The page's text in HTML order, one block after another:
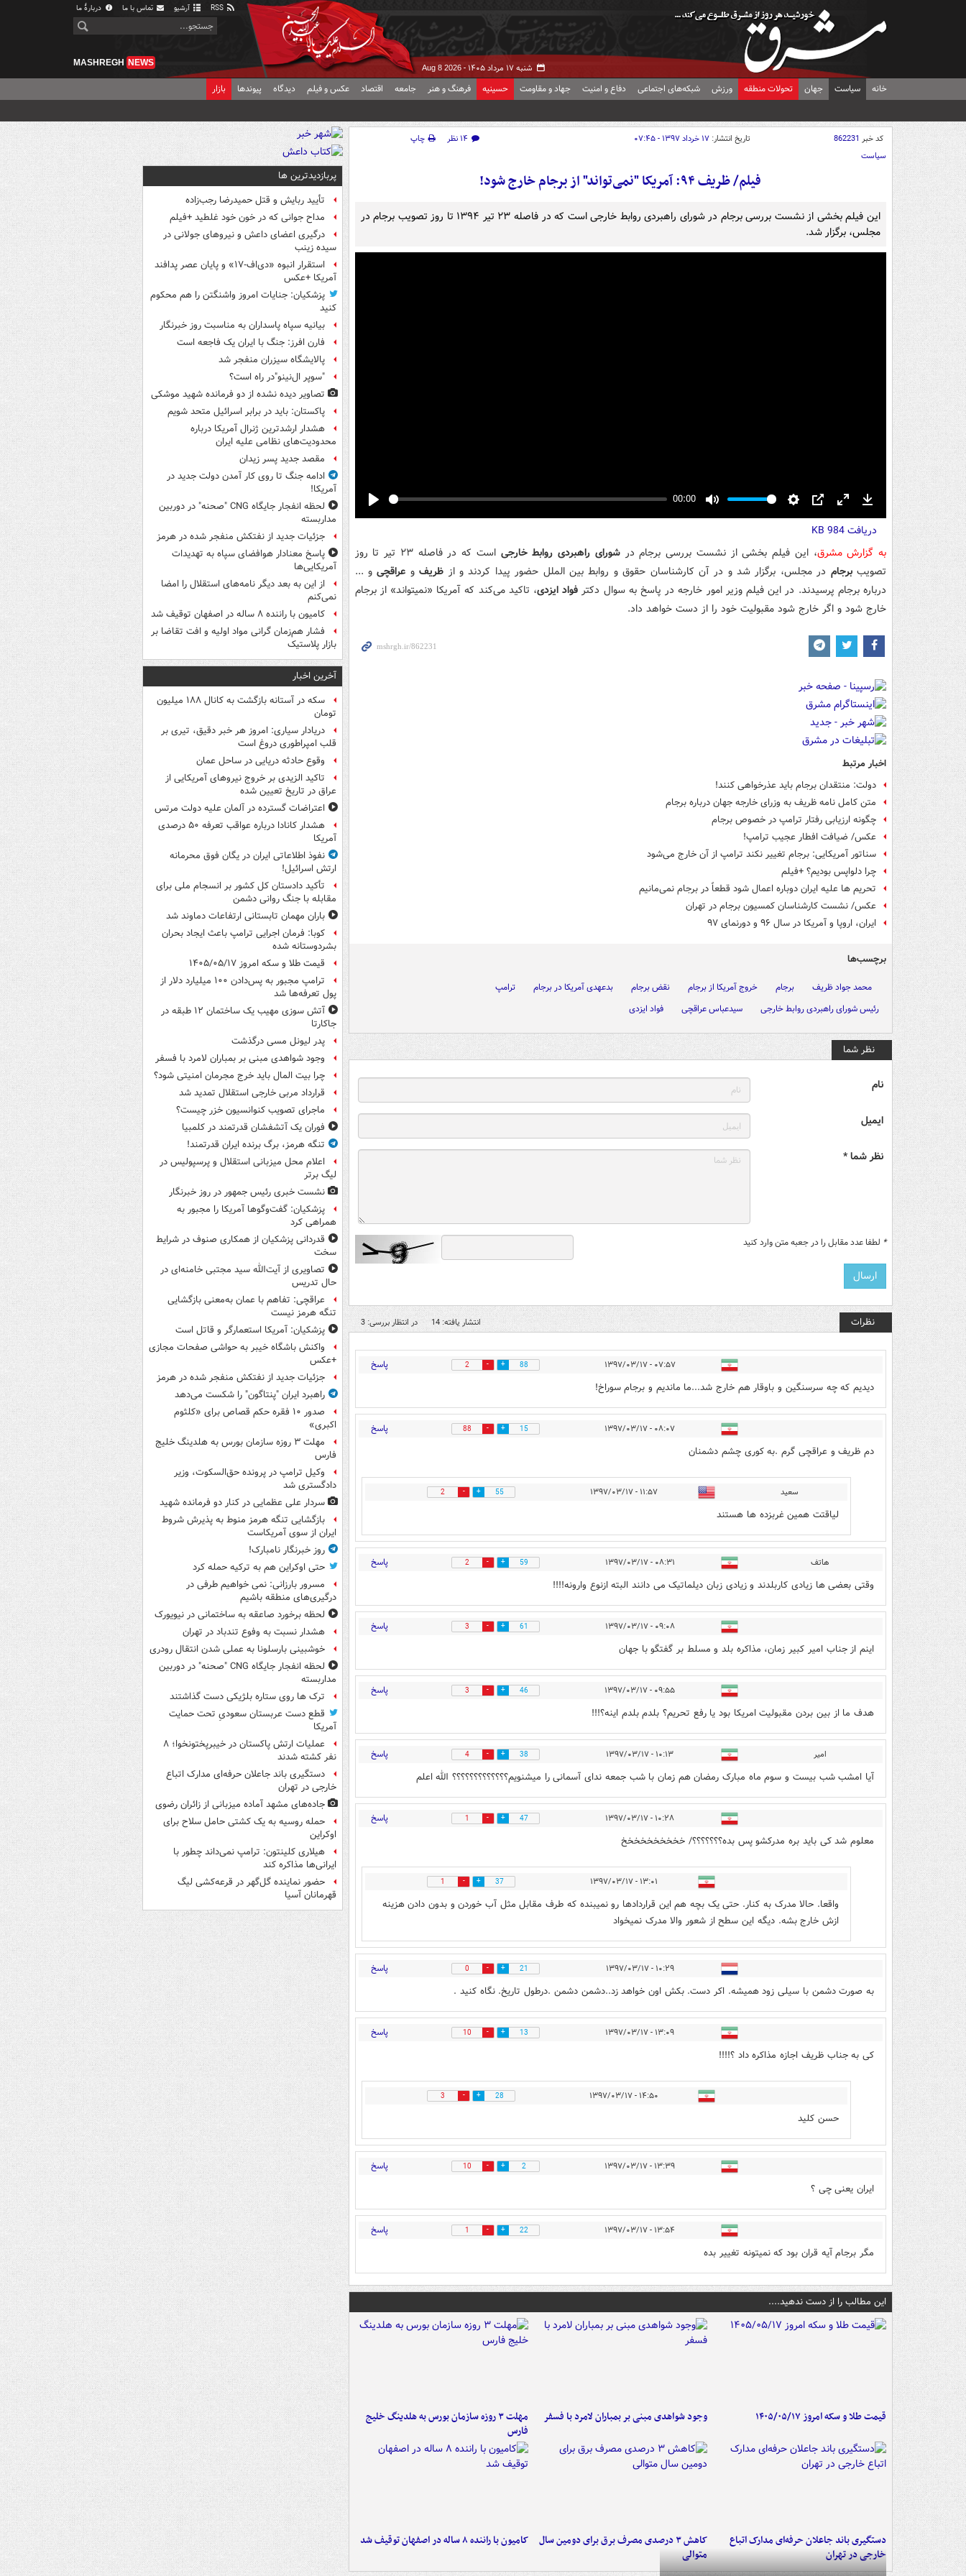
آرشیو تماس با ما دربارهٔ ما
شنبه ۱۷ مرداد ۱۴۰۵ - Aug 8 2026
MASHREGH NEWS
خانه سیاست جهان تحولات منطقه ورزش شبکه‌های اجتماعی دفاع و امنیت جهاد و مقاومت حسینیه فرهنگ و هنر جامعه اقتصاد عکس و فیلم دیدگاه پیوندها بازار
کد خبر 862231 تاریخ انتشار: ۱۷ خرداد ۱۳۹۷ - ۰۷:۴۵ ۱۴ نظر
چاپ
سیاست
فیلم/ ظریف ۹۴: آمریکا "نمی‌تواند" از برجام خارج شود!
این فیلم بخشی از نشست بررسی برجام در شورای راهبردی روابط خارجی است که در فاصله ۲۳ تیر ۱۳۹۴ تا روز تصویب برجام در
مجلس، برگزار شد.
00:00
fullscreen
Download
دریافت984 KB
به گزارش مشرق، این فیلم بخشی از نشست بررسی برجام درشورای راهبردی روابط خارجی
است که در فاصله ۲۳ تیر تا روز
تصویببرجام در مجلس، برگزار شد و در آن کارشناسان حقوق و روابط بین الملل حضور پیدا کردند و از ظریفو عراقچی و ...
درباره برجام پرسیدند. در این فیلم وزیر امور خارجه در پاسخ به سوال دکتر فواد ایزدی، تاکید می‌کند که آمریکا «نمیتواند» از برجام
خارج شود و اگر خارج شود مقبولیت خود را از دست خواهد داد.
اخبار مرتبط
دولت: منتقدان برجام باید عذرخواهی کنند!
متن کامل نامه ظریف به وزرای خارجه جهان درباره برجام
چگونه ارزیابی رفتار ترامپ در خصوص برجام
عکس/ ضیافت افطار عجیب ترامپ!
سناتور آمریکایی: برجام تغییر نکند ترامپ از آن خارج می‌شود
چرا دلواپس بودیم؟ +فیلم
تحریم ها علیه ایران دوباره اعمال شود قطعاً در برجام نمی‌مانیم
عکس/ نشست کارشناسان کمسیون برجام در تهران
ایران، اروپا و آمریکا در سال ۹۶ و دورنمای ۹۷
برچسب‌ها
محمد جواد ظریف برجام خروج آمریکا از برجام نقض برجام بدعهدی آمریکا در برجام
ترامپ
رئیس شورای راهبردی روابط خارجی
سیدعباس عراقچی فواد ایزدی
نظر شما
نام
ایمیل
نظر شما *
* لطفا عدد مقابل را در جعبه متن وارد کنید
نظرات انتشار یافته: 14 در انتظار بررسی: 3
۰۷:۵۷ - ۱۳۹۷/۰۳/۱۷ 88
2 پاسخ
دیدیم که چه سرسنگین و باوقار هم خارج شد...ما ماندیم و برجام سوراخ!
۰۸:۰۷ - ۱۳۹۷/۰۳/۱۷ 15
88 پاسخ
دم ظریف و عراقچی گرم .به کوری چشم دشمنان
سعید ۱۱:۵۷ - ۱۳۹۷/۰۳/۱۷ 55
2
لیاقتت همین غربزده ها هستند
هاتف ۰۸:۳۱ - ۱۳۹۷/۰۳/۱۷ 59
2 پاسخ
وقتی بعضی ها زیادی کاربلدند و زیادی زبان دیلماتیک می دانند البته ازنوع وارونه!!!!
۰۹:۰۸ - ۱۳۹۷/۰۳/۱۷ 61
3 پاسخ
اینم از جناب امیر کبیر زمان، مذاکره بلد و مسلط بر گفتگو با جهان
۰۹:۵۵ - ۱۳۹۷/۰۳/۱۷ 46
3 پاسخ
هدف ما از بین بردن مقبولیت امریکا بود یا رفع تحریم؟ بلدم بلدم اینه؟!!!
امیر ۱۰:۱۳ - ۱۳۹۷/۰۳/۱۷ 38
4 پاسخ
آیا امشب شب بیست و سوم ماه مبارک رمضان هم زمان با شب جمعه ندای آسمانی را میشنویم؟؟؟؟؟؟؟؟؟؟؟؟؟ الله اعلم
۱۰:۲۸ - ۱۳۹۷/۰۳/۱۷ 47
1 پاسخ
معلوم شد کی باید بره مدرکشو پس بده؟؟؟؟؟؟؟/ خخخخخخخخخخ
۱۳:۰۱ - ۱۳۹۷/۰۳/۱۷ 37
1
واقعا. حالا مدرک به کنار. حتی یک بچه هم این قراردادها رو نمیبنده که طرف مقابل مثل آب خوردن و بدون دادن هزینه
ازش خارج بشه. دیگه این سطح از شعور والا مدرک نمیخواد
۱۰:۲۹ - ۱۳۹۷/۰۳/۱۷ 21
0 پاسخ
به صورت دشمن با سیلی زود همیشه. اکر دست. بکش اون خواهد زد..دشمن دشمن .درطول تاریخ. نگاه کنید .
۱۳:۰۹ - ۱۳۹۷/۰۳/۱۷ 13
10 پاسخ
کی به جناب ظریف اجازه مذاکره داد ؟!!!!
۱۴:۵۰ - ۱۳۹۷/۰۳/۱۷ 28
3
حسن کلید
۱۳:۳۹ - ۱۳۹۷/۰۳/۱۷ 2
10 پاسخ
ایران یعنی چی ؟
۱۳:۵۴ - ۱۳۹۷/۰۳/۱۷ 22
1 پاسخ
مگر برجام آیه قران بود که نمیتونه تغییر بده
این مطالب را از دست ندهید....
قیمت طلا و سکه امروز ۱۴۰۵/۰۵/۱۷ وجود شواهدی مبنی بر بمباران لامرد با فسفر
مهلت ۳ روزه سازمان بورس به هلدینگ خلیج
فارس
دستگیری باند جاعلان حرفه‌ای مدارک اتباع
خارجی در تهران
کاهش ۳ درصدی مصرف برق برای دومین سال
متوالی
کامیون با راننده ۸ ساله در اصفهان توقیف شد
پربازدیدترین ها
تأیید ربایش و قتل حمیدرضا رجب‌زاده
مداح جوانی که در خون خود غلطید +فیلم
درگیری اعضای داعش و نیروهای جولانی در
سیده زینب
استقرار انبوه «دی‌اف‑۱۷» و پایان عصر پدافند
آمریکا +عکس
پزشکیان: جنایات امروز واشنگتن را هم محکوم
کنید
بیانیه سپاه پاسداران به مناسبت روز خبرنگار
فارن افرز: جنگ با ایران یک فاجعه است
پالایشگاه سیزران منفجر شد
"سوپر ال‌نینو"در راه است؟
تصاویر دیده‌ نشده از دو فرمانده شهید موشکی
پاکستان: باید در برابر اسرائیل متحد شویم
هشدار ارشدترین ژنرال آمریکا درباره
محدودیت‌های نظامی علیه ایران
مقصد جدید پسر زیدان
ادامه جنگ تا روی کار آمدن دولت جدید در
آمریکا!
لحظه انفجار جایگاه CNG "صحنه" در دوربین
مداربسته
جزئیات جدید از نفتکش منفجر شده در هرمز
پاسخ معنادار هوافضای سپاه به تهدیدات
آمریکایی‌ها
از این به بعد دیگر نامه‌های استقلال را امضا
نمی‌کنم
کامیون با راننده ۸ ساله در اصفهان توقیف شد
فشار هم‌زمان گرانی مواد اولیه و افت تقاضا بر
بازار پلاستیک
آخرین اخبار
سکه در آستانه بازگشت به کانال ۱۸۸ میلیون
تومان
دریادار سیاری: امروز هر خبر دقیق، تیری بر
قلب امپراطوری دروغ است
وقوع حادثه دریایی در ساحل عمان
تاکید الزیدی بر خروج نیروهای آمریکایی از
عراق در تاریخ تعیین شده
اعتراضات گسترده در آلمان علیه دولت مرتس
هشدار کانادا درباره عواقب تعرفه ۵۰ درصدی
آمریکا
نفوذ اطلاعاتی ایران در یگان فوق محرمانه
ارتش اسرائیل!
تأکید دادستان کل کشور بر انسجام ملی برای
مقابله با جنگ روانی دشمن
باران مهمان تابستانی ارتفاعات دماوند شد
کوبا: فرمان اجرایی ترامپ باعث ایجاد بحران
بشردوستانه شده
قیمت طلا و سکه امروز ۱۴۰۵/۰۵/۱۷
ترامپ مجبور به پس‌دادن ۱۰۰ میلیارد دلار از
پول تعرفه‌ها شد
آتش سوزی مهیب یک ساختمان ۱۲ طبقه در
جاکارتا
پدر لیونل مسی درگذشت
وجود شواهدی مبنی بر بمباران لامرد با فسفر
چرا بیت المال باید خرج مجرمان امنیتی شود؟
قرارداد مربی خارجی استقلال تمدید شد
ماجرای تصویب کنوانسیون خزر چیست؟
فوران یک آتشفشان قدرتمند در کلمبیا
تنگه هرمز، برگ برنده ایران قدرتمند!
اعلام محل میزبانی استقلال و پرسپولیس در
لیگ برتر
نشست خبری رئیس جمهور در روز خبرنگار
پزشکیان: گفت‌وگوها آمریکا را مجبور به
همراهی کرد
قدردانی پزشکیان از همکاری صنوف در شرایط
سخت
تصاویری از آیت‌الله سید مجتبی خامنه‌ای در
حال تدریس
عراقچی: تفاهم با عمان به‌معنی بازگشایی
تنگه هرمز نیست
پزشکیان: آمریکا استعمارگر و قاتل است
واکنش باشگاه خیبر به حواشی صفحات مجازی
+عکس
جزئیات جدید از نفتکش منفجر شده در هرمز
راهبرد ایران "پنتاگون" را شکست می‌دهد
صدور ۱۰ فقره حکم قصاص برای «کلثوم
اکبری»
مهلت ۳ روزه سازمان بورس به هلدینگ خلیج
فارس
وکیل ترامپ در پرونده حق‌السکوت، وزیر
دادگستری شد
سردار علی عظمایی در کنار دو فرمانده شهید
بازگشایی تنگه هرمز منوط به پذیرش شروط
ایران از سوی آمریکاست
روز خبرنگار نامبارک!
حتی اوکراین هم به ترکیه حمله کرد
مسرور بارزانی: نمی خواهیم طرفی در
درگیری‌های منطقه باشیم
لحظه برخورد صاعقه به ساختمانی در نیویورک
هشدار نسبت به وفوع تندباد در تهران
خوشبینی بارسلونا به عملی شدن انتقال رودری
لحظه انفجار جایگاه CNG "صحنه" در دوربین
مداربسته
ترک ها روی ستاره بلژیکی دست گذاشتند
قطع دست عربستان سعودیِ تحت حمایت
آمریکا
عملیات ارتش پاکستان در خیبرپختونخوا؛ ۸
نفر کشته شدند
دستگیری باند جاعلان حرفه‌ای مدارک اتباع
خارجی در تهران
جاده‌های مشهد آماده میزبانی از زائران رضوی
حمله روسیه به یک کشتی حامل سلاح برای
اوکراین
هیلاری کلینتون: ترامپ نمی‌داند چطور با
ایرانی‌ها مذاکره کند
حضور نماینده گل‌گهر در قرعه‌کشی لیگ
قهرمانان آسیا